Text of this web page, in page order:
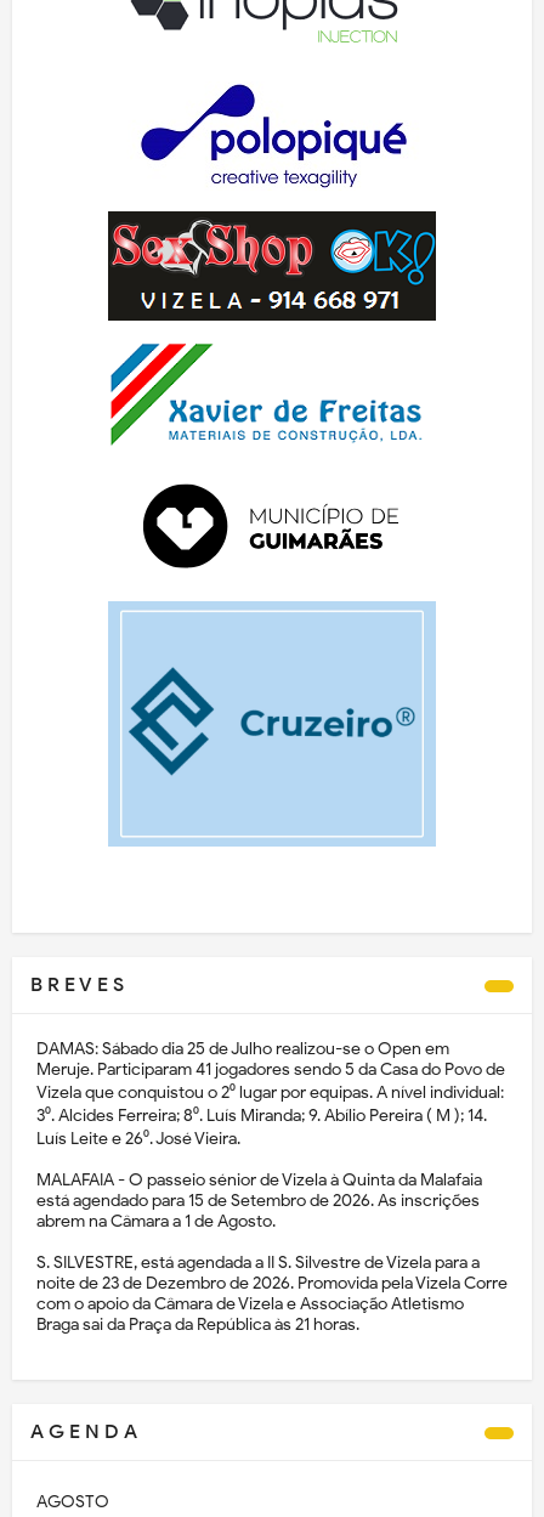
B R E V E S
DAMAS: Sábado dia 25 de Julho realizou-se o Open em
Meruje. Participaram 41 jogadores sendo 5 da Casa do Povo de
Vizela que conquistou o 2⁰ lugar por equipas. A nível individual:
3⁰. Alcides Ferreira; 8⁰. Luís Miranda; 9. Abílio Pereira ( M ); 14.
Luís Leite e 26⁰. José Vieira.
MALAFAIA - O passeio sénior de Vizela à Quinta da Malafaia
está agendado para 15 de Setembro de 2026. As inscrições
abrem na Câmara a 1 de Agosto.
S. SILVESTRE, está agendada a II S. Silvestre de Vizela para a
noite de 23 de Dezembro de 2026. Promovida pela Vizela Corre
com o apoio da Câmara de Vizela e Associação Atletismo
Braga sai da Praça da República às 21 horas.
A G E N D A
AGOSTO